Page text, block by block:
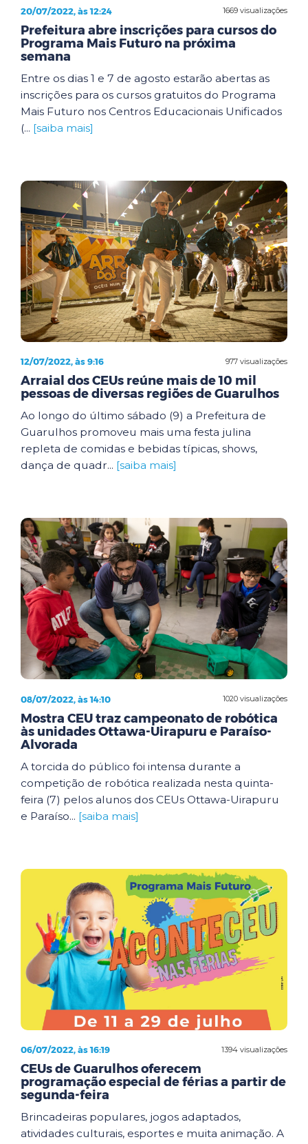
1669 visualizações
20/07/2022, às 12:24
Prefeitura abre inscrições para cursos do
Programa Mais Futuro na próxima
semana
Entre os dias 1 e 7 de agosto estarão abertas as
inscrições para os cursos gratuitos do Programa
Mais Futuro nos Centros Educacionais Unificados
(... [saiba mais]
977 visualizações
12/07/2022, às 9:16
Arraial dos CEUs reúne mais de 10 mil
pessoas de diversas regiões de Guarulhos
Ao longo do último sábado (9) a Prefeitura de
Guarulhos promoveu mais uma festa julina
repleta de comidas e bebidas típicas, shows,
dança de quadr... [saiba mais]
1020 visualizações
08/07/2022, às 14:10
Mostra CEU traz campeonato de robótica
às unidades Ottawa-Uirapuru e Paraíso-
Alvorada
A torcida do público foi intensa durante a
competição de robótica realizada nesta quinta-
feira (7) pelos alunos dos CEUs Ottawa-Uirapuru
e Paraíso... [saiba mais]
1394 visualizações
06/07/2022, às 16:19
CEUs de Guarulhos oferecem
programação especial de férias a partir de
segunda-feira
Brincadeiras populares, jogos adaptados,
atividades culturais, esportes e muita animação. A